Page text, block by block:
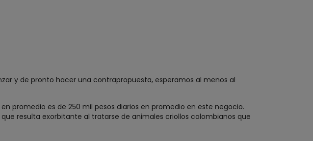
y de pronto hacer una contrapropuesta, esperamos al menos al
promedio es de 250 mil pesos diarios en promedio en este negocio.
resulta exorbitante al tratarse de animales criollos colombianos que